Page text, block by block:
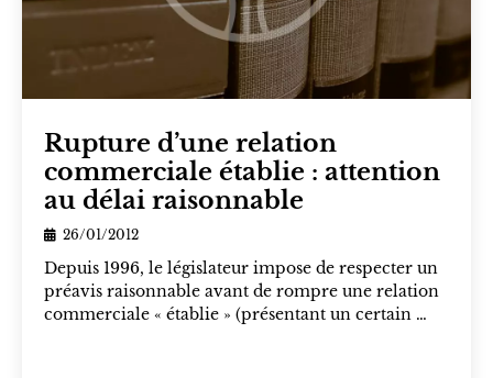
Rupture d’une relation
commerciale établie : attention
au délai raisonnable
26/01/2012
Depuis 1996, le législateur impose de respecter un
préavis raisonnable avant de rompre une relation
commerciale « établie » (présentant un certain …